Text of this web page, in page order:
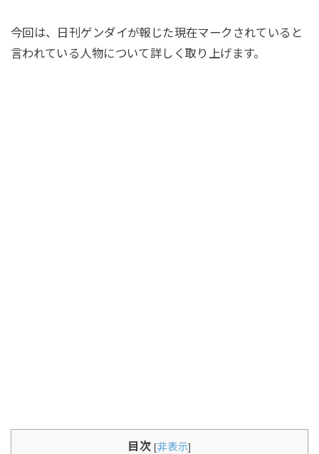
今回は、日刊ゲンダイが報じた現在マークされていると
言われている人物について詳しく取り上げます。
目次 [非表示]